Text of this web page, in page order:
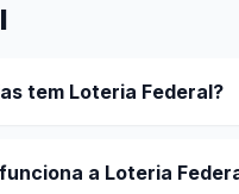
tem Loteria Federal?
a Loteria